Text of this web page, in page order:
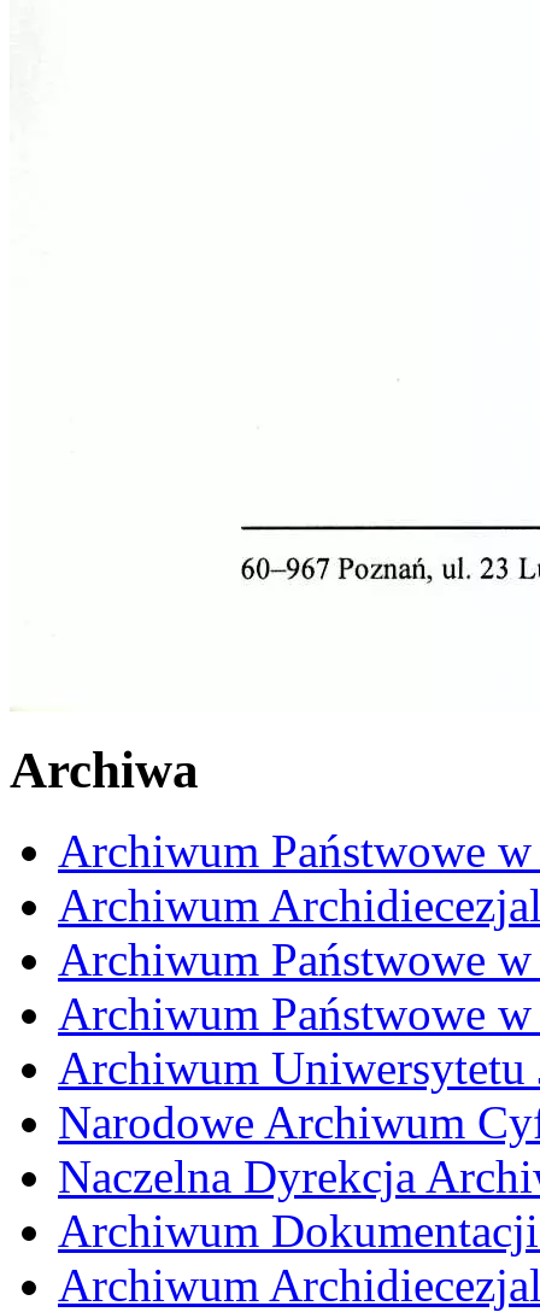
Archiwa
Archiwum Państwowe
Archiwum
Archiwum Państwowe
Archiwum Państwowe w
Archiwum
Narodowe Archiwum
Naczelna Dyrekcja
Archiwum
Archiwum